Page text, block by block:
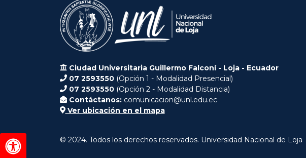
Ciudad Universitaria Guillermo Falconí - Loja - Ecuador
07 2593550 (Opción 1 - Modalidad Presencial)
07 2593550 (Opción 2 - Modalidad Distancia)
Contáctanos: comunicacion@unl.edu.ec
Ver ubicación en el mapa
© 2024. Todos los derechos reservados. Universidad Nacional de Loja